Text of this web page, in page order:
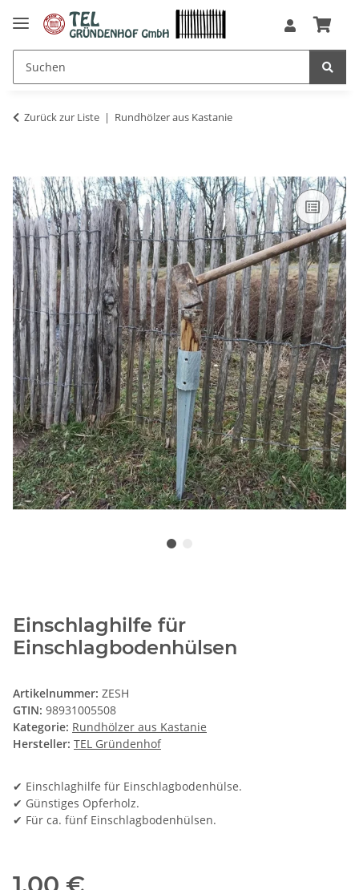
Zurück zur Liste Rundhölzer aus Kastanie
Einschlaghilfe für
Einschlagbodenhülsen
Artikelnummer: ZESH
GTIN: 98931005508
Kategorie: Rundhölzer aus Kastanie
Hersteller: TEL Gründenhof
✔ Einschlaghilfe für Einschlagbodenhülse.
✔ Günstiges Opferholz.
✔ Für ca. fünf Einschlagbodenhülsen.